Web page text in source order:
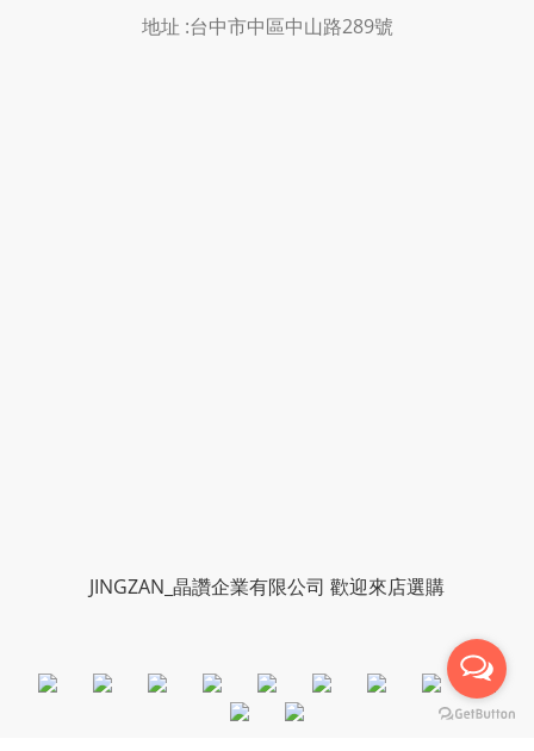
地址 :台中市中區中山路289號
JINGZAN_晶讚企業有限公司 歡迎來店選購